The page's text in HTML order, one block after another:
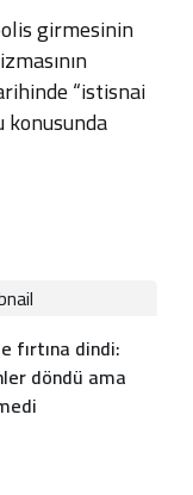
girmesinin
“istisnai
fırtına dindi:
döndü ama